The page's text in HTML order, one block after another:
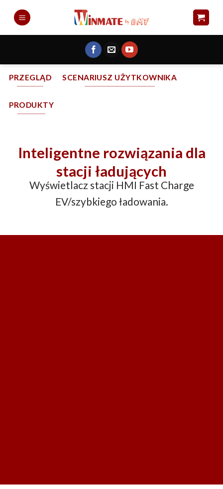
PRZEGLĄD SCENARIUSZ UŻYTKOWNIKA
PRODUKTY
Inteligentne rozwiązania dla
stacji ładujących
Wyświetlacz stacji HMI Fast Charge
EV/szybkiego ładowania.